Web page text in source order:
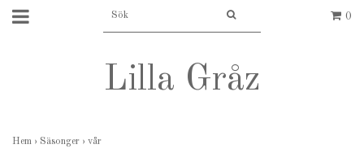
0
Lilla Gråz
Hem › Säsonger › vår